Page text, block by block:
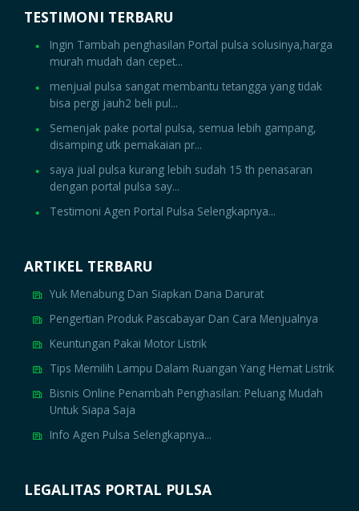
TESTIMONI TERBARU
Ingin Tambah penghasilan Portal pulsa solusinya,harga
murah mudah dan cepet...
menjual pulsa sangat membantu tetangga yang tidak
bisa pergi jauh2 beli pul...
Semenjak pake portal pulsa, semua lebih gampang,
disamping utk pemakaian pr...
saya jual pulsa kurang lebih sudah 15 th penasaran
dengan portal pulsa say...
Testimoni Agen Portal Pulsa Selengkapnya...
ARTIKEL TERBARU
Yuk Menabung Dan Siapkan Dana Darurat
Pengertian Produk Pascabayar Dan Cara Menjualnya
Keuntungan Pakai Motor Listrik
Tips Memilih Lampu Dalam Ruangan Yang Hemat Listrik
Bisnis Online Penambah Penghasilan: Peluang Mudah
Untuk Siapa Saja
Info Agen Pulsa Selengkapnya...
LEGALITAS PORTAL PULSA